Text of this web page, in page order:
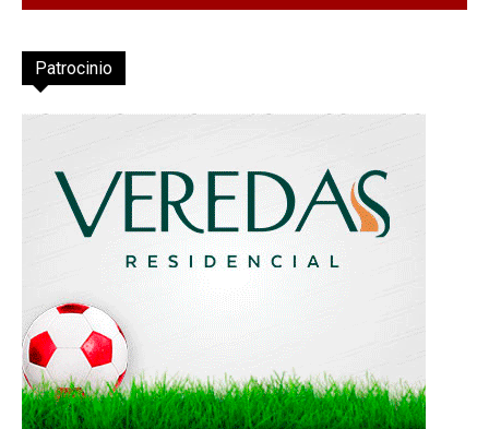
Patrocinio